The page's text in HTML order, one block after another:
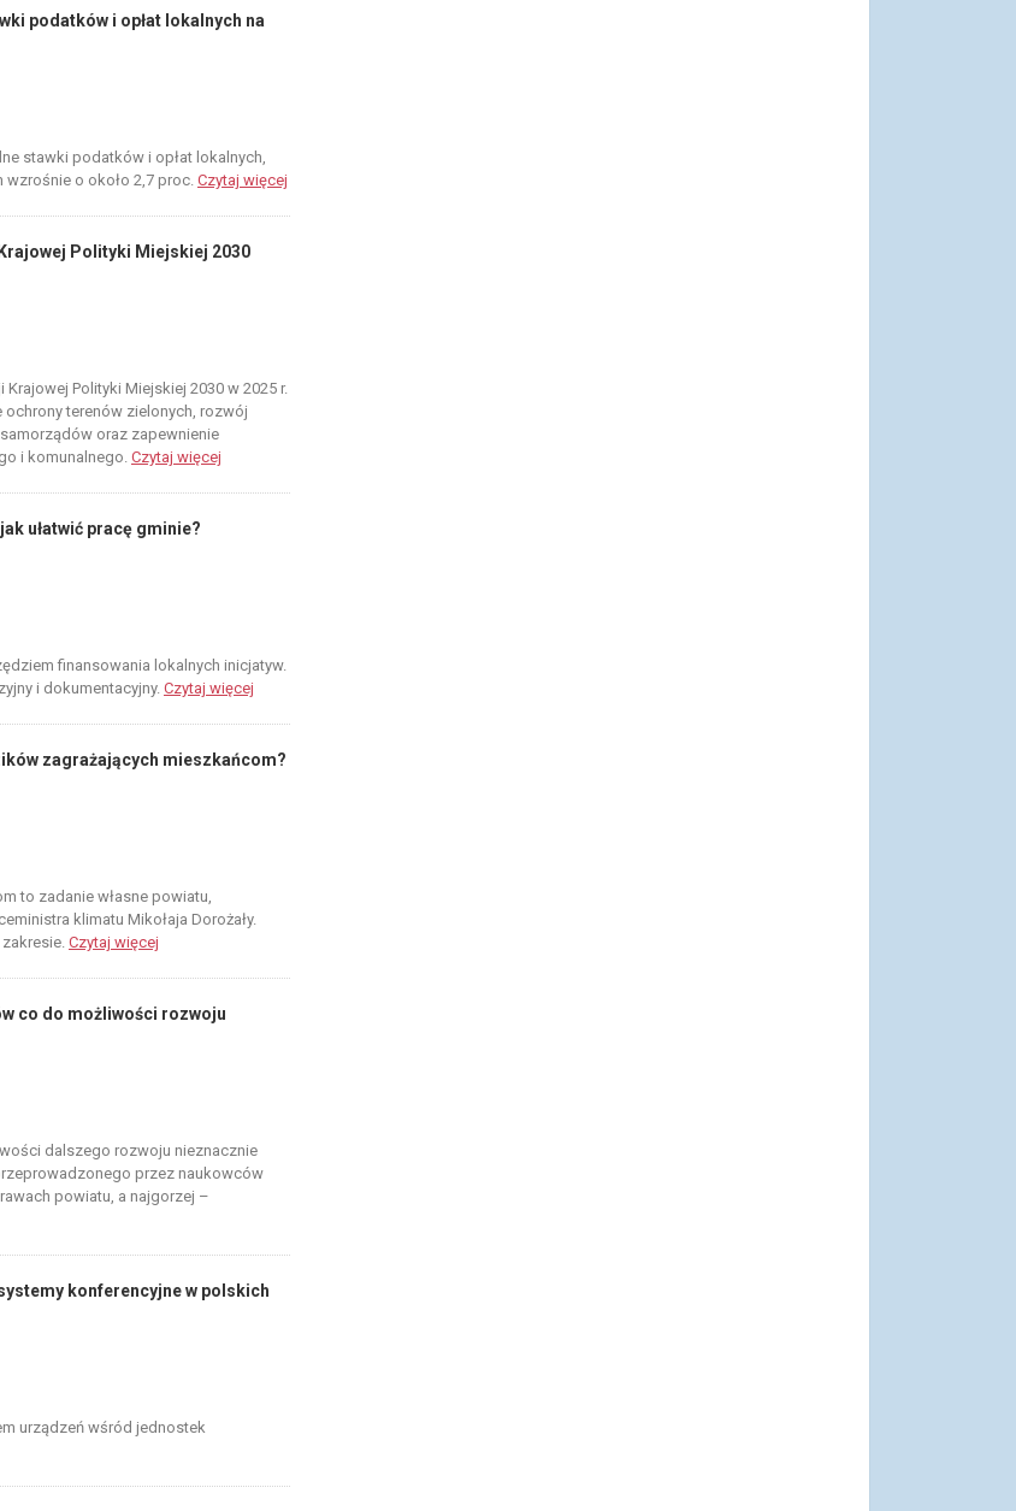
podatków i opłat lokalnych na
stawki podatków i opłat lokalnych,
wzrośnie o około 2,7 proc. Czytaj więcej
Polityki Miejskiej 2030
Polityki Miejskiej 2030 w 2025 r.
terenów zielonych, rozwój
oraz zapewnienie
i komunalnego. Czytaj więcej
ułatwić pracę gminie?
finansowania lokalnych inicjatyw.
i dokumentacyjny. Czytaj więcej
zagrażających mieszkańcom?
to zadanie własne powiatu,
klimatu Mikołaja Dorożały.
Czytaj więcej
co do możliwości rozwoju
dalszego rozwoju nieznacznie
przez naukowców
powiatu, a najgorzej –
konferencyjne w polskich
urządzeń wśród jednostek